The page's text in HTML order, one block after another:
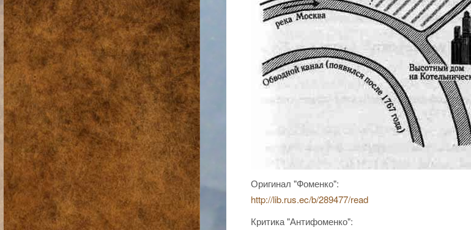
Оригинал "Фоменко":
http://lib.rus.ec/b/289477/read
Критика "Антифоменко":